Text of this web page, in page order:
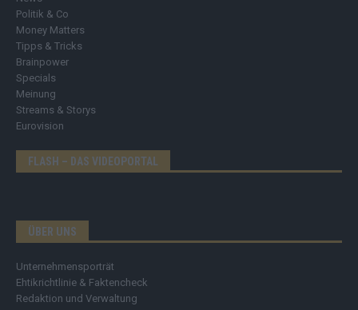
Politik & Co
Money Matters
Tipps & Tricks
Brainpower
Specials
Meinung
Streams & Storys
Eurovision
FLASH – DAS VIDEOPORTAL
ÜBER UNS
Unternehmensporträt
Ehtikrichtlinie & Faktencheck
Redaktion und Verwaltung